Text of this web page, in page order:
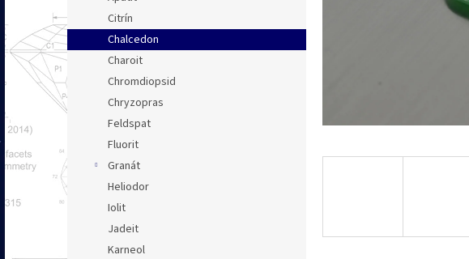
e
l
Citrín
Chalcedon
Charoit
Chromdiopsid
Chryzopras
Feldspat
Fluorit
Granát
Heliodor
Iolit
Jadeit
Karneol